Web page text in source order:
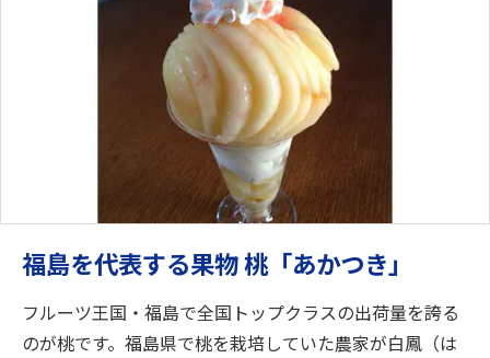
福島を代表する果物 桃「あかつき」
フルーツ王国・福島で全国トップクラスの出荷量を誇る
のが桃です。福島県で桃を栽培していた農家が白鳳（は